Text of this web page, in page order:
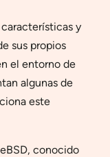
y
sus propios
el entorno de
algunas de
este
conocido